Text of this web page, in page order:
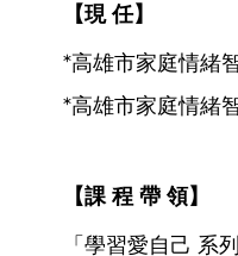
【現 任】
*高雄市家庭情緒
*高雄市家庭情緒
【課 程 帶 領】
「學習愛自己 系列